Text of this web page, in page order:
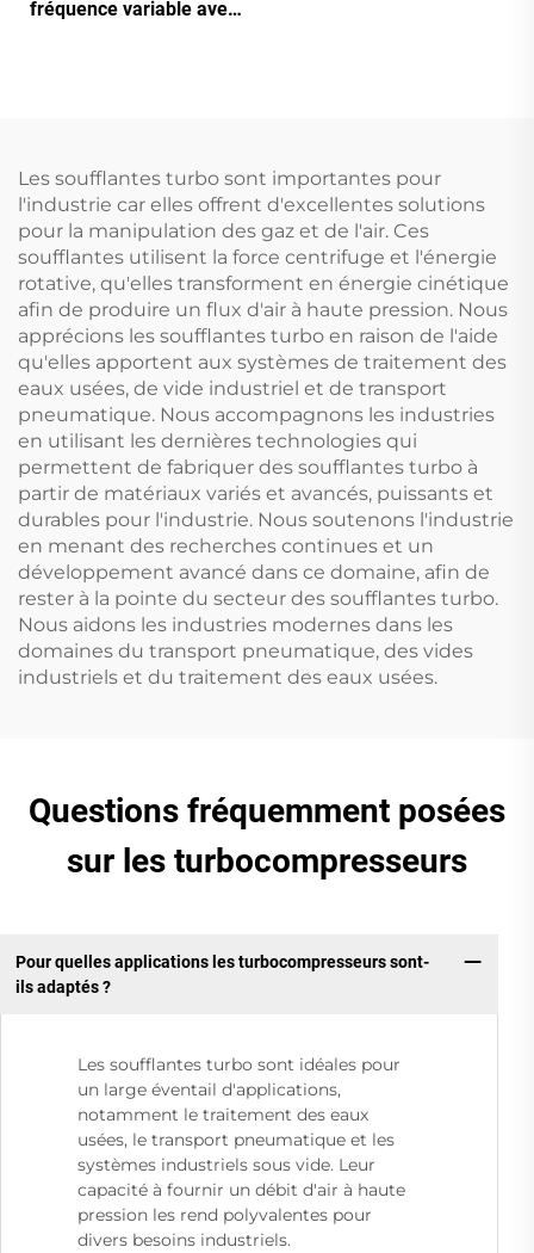
fréquence variable avec
Les soufflantes turbo sont importantes pour
l'industrie car elles offrent d'excellentes solutions
pour la manipulation des gaz et de l'air. Ces
soufflantes utilisent la force centrifuge et l'énergie
rotative, qu'elles transforment en énergie cinétique
afin de produire un flux d'air à haute pression. Nous
apprécions les soufflantes turbo en raison de l'aide
qu'elles apportent aux systèmes de traitement des
eaux usées, de vide industriel et de transport
pneumatique. Nous accompagnons les industries
en utilisant les dernières technologies qui
permettent de fabriquer des soufflantes turbo à
partir de matériaux variés et avancés, puissants et
durables pour l'industrie. Nous soutenons l'industrie
en menant des recherches continues et un
développement avancé dans ce domaine, afin de
rester à la pointe du secteur des soufflantes turbo.
Nous aidons les industries modernes dans les
domaines du transport pneumatique, des vides
industriels et du traitement des eaux usées.
Questions fréquemment posées
sur les turbocompresseurs
Pour quelles applications les turbocompresseurs sont-
ils adaptés ?
Les soufflantes turbo sont idéales pour
un large éventail d'applications,
notamment le traitement des eaux
usées, le transport pneumatique et les
systèmes industriels sous vide. Leur
capacité à fournir un débit d'air à haute
pression les rend polyvalentes pour
divers besoins industriels.